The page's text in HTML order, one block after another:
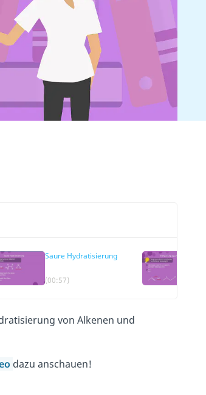
Saure Hydratisierung
(00:57)
von Alkenen und
dazu anschauen!